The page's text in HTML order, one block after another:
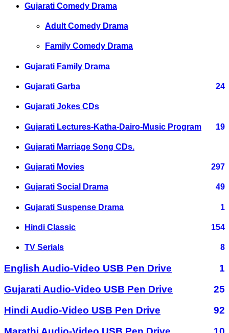
Gujarati Comedy Drama
Adult Comedy Drama
Family Comedy Drama
Gujarati Family Drama
Gujarati Garba 24
Gujarati Jokes CDs
Gujarati Lectures-Katha-Dairo-Music Program 19
Gujarati Marriage Song CDs.
Gujarati Movies 297
Gujarati Social Drama 49
Gujarati Suspense Drama 1
Hindi Classic 154
TV Serials 8
English Audio-Video USB Pen Drive
1
Gujarati Audio-Video USB Pen Drive
25
Hindi Audio-Video USB Pen Drive
92